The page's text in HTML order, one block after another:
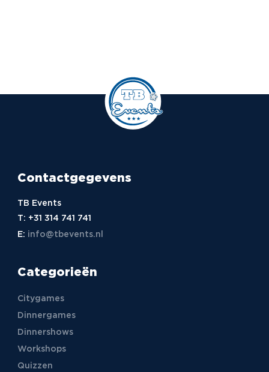
Contactgegevens
TB Events
T: +31 314 741 741
E: info@tbevents.nl
Categorieën
Citygames
Dinnergames
Dinnershows
Workshops
Quizzen